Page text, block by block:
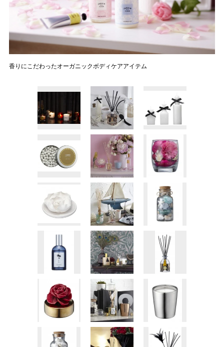
香りにこだわったオーガニックボディケアアイテム